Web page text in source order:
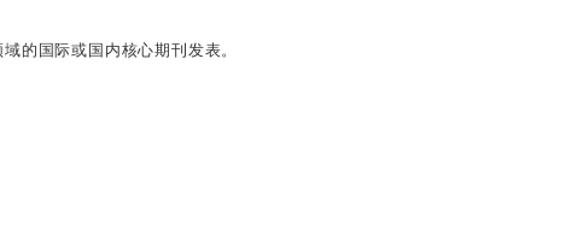
的国际或国内核心期刊发表。